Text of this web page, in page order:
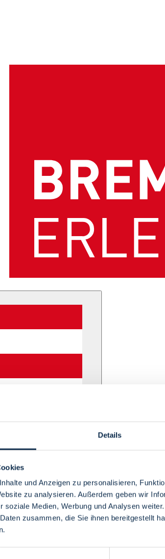
Details
und Anzeigen zu personalisieren,
zu analysieren. Außerdem geben wir
soziale Medien, Werbung und Analysen
zusammen, die Sie ihnen bereitgestellt
Menü